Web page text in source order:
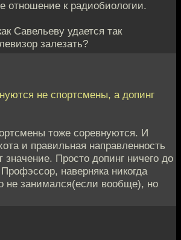
отношение к радиобиологии.
Савельеву удается так
залезать?
не спортсмены, а допинг
тоже соревнуются. И
и правильная направленность
значение. Просто допинг ничего до
наверняка никогда
не занимался(если вообще), но